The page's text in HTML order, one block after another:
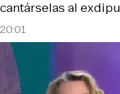
20:01
cantárselas al